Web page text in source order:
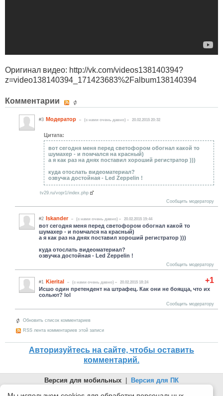
Оригинал видео: http://vk.com/videos138140394?
z=video138140394_171423683%2Falbum138140394
Комментарии
#3 Модератор (c нами очень давно) 20.02.2015 20:32
Цитата:
вот сегодня меня перед светофором обогнал какой то
шумахер - и помчался на красный)
а я как раз на днях поставил хороший регистратор )))
куда отослать видеоматериал?
озвучка достойная - Led Zeppelin !
tv29.ru/vopr1/index.php
Сообщить модератору
#2 Iskander (c нами очень давно) 20.02.2015 19:44
вот сегодня меня перед светофором обогнал какой то
шумахер - и помчался на красный)
а я как раз на днях поставил хороший регистратор )))
куда отослать видеоматериал?
озвучка достойная - Led Zeppelin !
Сообщить модератору
+1
#1 Kierital (c нами очень давно) 20.02.2015 18:24
Исшо один претендент на штрафец. Как они не бояцца, что их
сольют? lol
Сообщить модератору
Обновить список комментариев
RSS лента комментариев этой записи
Авторизуйтесь на сайте, чтобы оставить
комментарий.
Версия для мобильных
Версия для ПК
© 2026 Беломорканал Северодвинск tv29.ru